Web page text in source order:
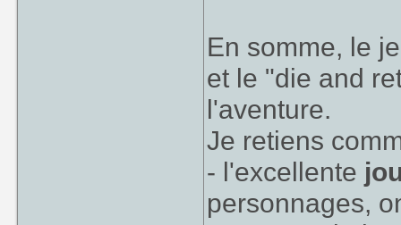
En somme, le
et le "die and
l'aventure.
Je retiens
- l'excellente
personnages,